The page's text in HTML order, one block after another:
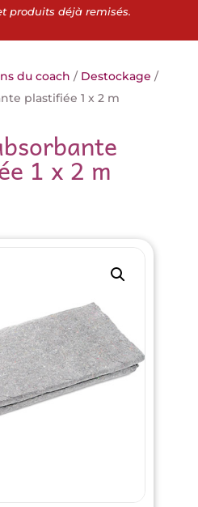
produits déjà remisés.
du coach / Destockage /
plastifiée 1 x 2 m
1 x 2 m